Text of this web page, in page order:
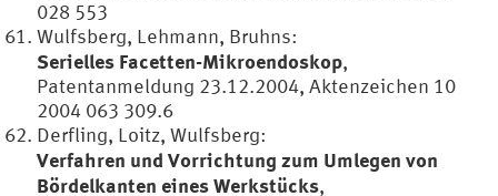
028 553
Wulfsberg, Lehmann, Bruhns:
Serielles Facetten-Mikroendoskop,
Patentanmeldung 23.12.2004, Aktenzeichen 10
2004 063 309.6
Derfling, Loitz, Wulfsberg:
Verfahren und Vorrichtung zum Umlegen von
Bördelkanten eines Werkstücks,